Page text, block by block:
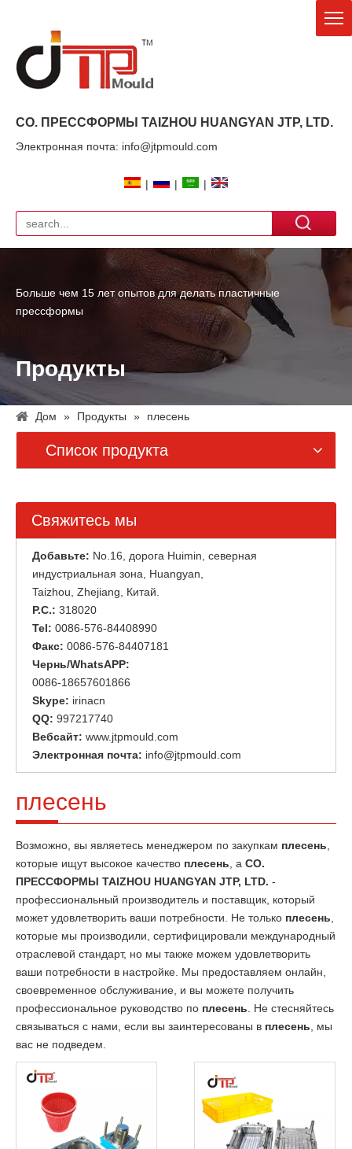
CO. ПРЕССФОРМЫ TAIZHOU HUANGYAN JTP, LTD.
Электронная почта: info@jtpmould.com
| | |
Больше чем 15 лет опытов для делать пластичные
прессформы
Продукты
Дом » Продукты » плесень
Список продукта
Свяжитесь мы
Добавьте: No.16, дорога Huimin, северная
индустриальная зона, Huangyan,
Taizhou, Zhejiang, Китай.
P.C.: 318020
Tel: 0086-576-84408990
Факс: 0086-576-84407181
Чернь/WhatsAPP:
0086-18657601866
Skype: irinacn
QQ: 997217740
Вебсайт: www.jtpmould.com
Электронная почта: info@jtpmould.com
плесень
Возможно, вы являетесь менеджером по закупкам плесень
которые ищут высокое качество плесень , а CO.
ПРЕССФОРМЫ TAIZHOU HUANGYAN JTP, LTD. -
профессиональный производитель и поставщик, который
может удовлетворить ваши потребности. Не только плесень
которые мы производили, сертифицировали международный
отраслевой стандарт, но мы также можем удовлетворить
ваши потребности в настройке. Мы предоставляем онлайн,
своевременное обслуживание, и вы можете получить
профессиональное руководство по плесень . Не стесняйтесь
связываться с нами, если вы заинтересованы в плесень , мы
вас не подведем.